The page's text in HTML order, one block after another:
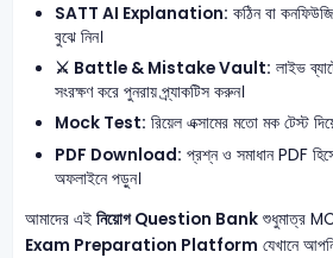
SATT AI Explanation: কঠিন বা
বুঝে নিন।
⚔️ Battle & Mistake Vault: লাইভ
সংরক্ষণ করে পুনরায় প্র্যাকটিস করুন।
Mock Test: রিয়েল এক্সামের মতো মক টেস্ট
PDF Download: প্রশ্ন ও সমাধান PDF
অফলাইনে পড়ুন।
আমাদের এই নিয়োগ Question Bankশুধুমাত্র
Exam Preparation Platform যেখানে